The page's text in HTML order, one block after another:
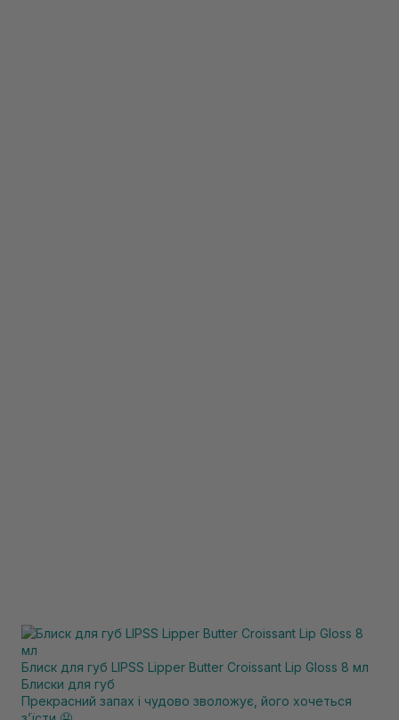
Блиск для губ LIPSS Lipper Butter Croissant Lip Gloss 8 мл
Блиски для губ
Прекрасний запах і чудово зволожує, його хочеться